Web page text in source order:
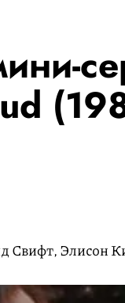
Свифт, Элисон